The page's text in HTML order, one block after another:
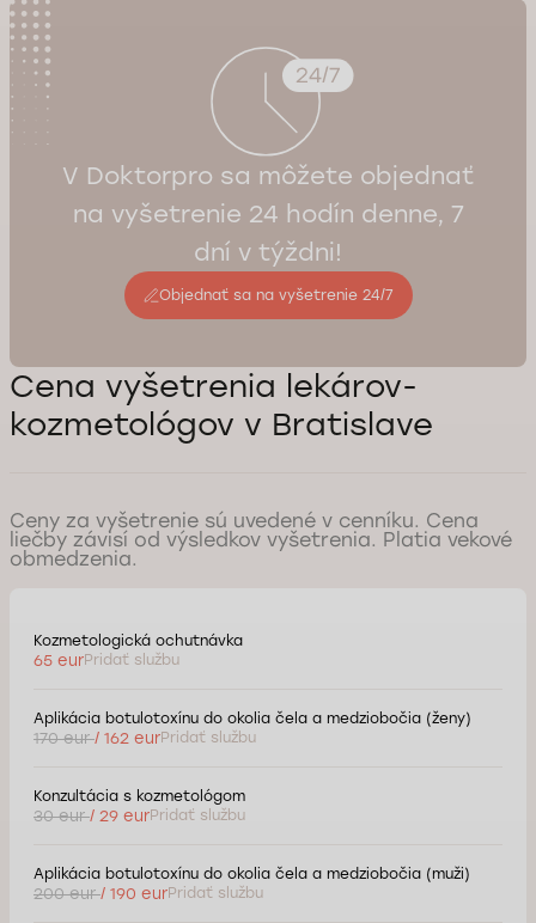
V Doktorpro sa môžete objednať
na vyšetrenie 24 hodín denne, 7
dní v týždni!
Objednať sa na vyšetrenie 24/7
Cena vyšetrenia lekárov-
kozmetológov v Bratislave
Ceny za vyšetrenie sú uvedené v cenníku. Cena
liečby závisí od výsledkov vyšetrenia. Platia vekové
obmedzenia.
Kozmetologická ochutnávka
65 eurPridať službu
Aplikácia botulotoxínu do okolia čela a medziobočia (ženy)
170 eur/ 162 eurPridať službu
Konzultácia s kozmetológom
30 eur/ 29 eurPridať službu
Aplikácia botulotoxínu do okolia čela a medziobočia (muži)
200 eur/ 190 eurPridať službu